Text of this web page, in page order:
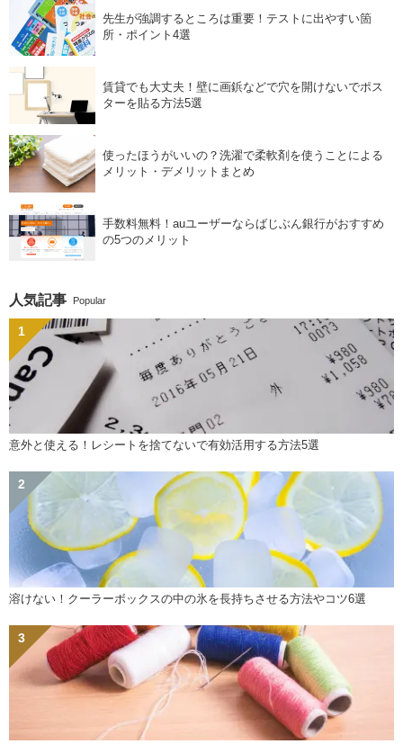
先生が強調するところは重要！テストに出やすい箇
所・ポイント4選
賃貸でも大丈夫！壁に画鋲などで穴を開けないでポス
ターを貼る方法5選
使ったほうがいいの？洗濯で柔軟剤を使うことによる
メリット・デメリットまとめ
手数料無料！auユーザーならばじぶん銀行がおすすめ
の5つのメリット
人気記事 Popular
意外と使える！レシートを捨てないで有効活用する方法5選
溶けない！クーラーボックスの中の氷を長持ちさせる方法やコツ6選